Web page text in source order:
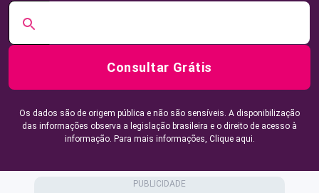
Consultar Grátis
Os dados são de origem pública e não são sensíveis. A disponibilização
das informações observa a legislação brasileira e o direito de acesso à
informação. Para mais informações, Clique aqui.